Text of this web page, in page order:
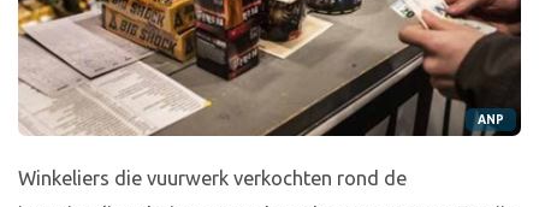
ANP
Winkeliers die vuurwerk verkochten rond de